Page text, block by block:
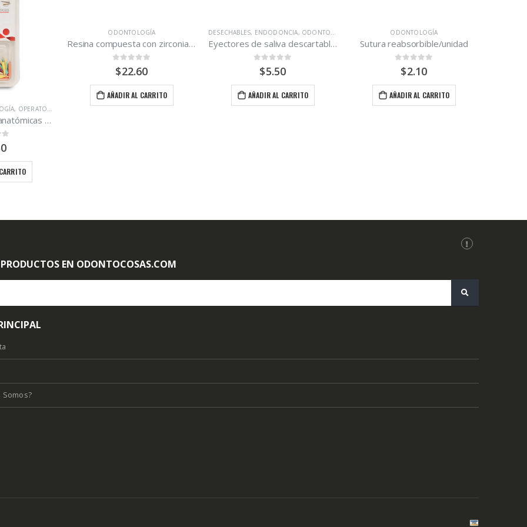
Resina compuesta con zirconia A2 Zirconfill
DESECHABLES ENDODONCIA,ODONTOLOGÍA ,ODONTOPEDIATRÍA,OPERATORIA DENTAL,QUIRÚRGICO
Eyectores de saliva descartables Euronda Bolsa de 100 unidades.
AÑADIR AL CARRITO
ODONTOLOGÍA
Sutura reabsorbible/unidad
AÑADIR AL CARRITO AÑADIR AL CARRITO
EN ODONTOCOSAS.COM
Somos?